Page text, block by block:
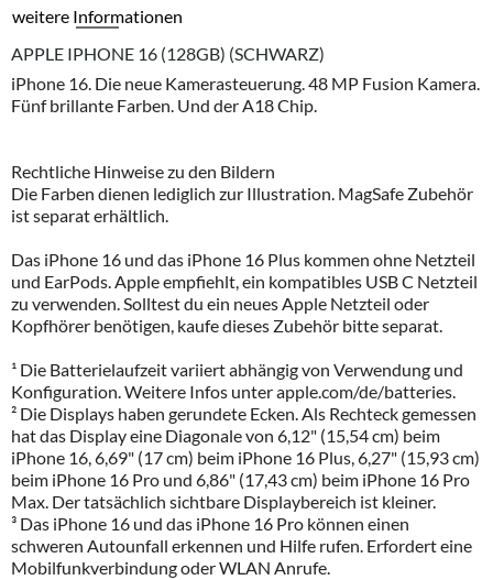
weitere Informationen
APPLE IPHONE 16 (128GB) (SCHWARZ)
iPhone 16. Die neue Kamerasteuerung. 48 MP Fusion Kamera.
Fünf brillante Farben. Und der A18 Chip.
Rechtliche Hinweise zu den Bildern
Die Farben dienen lediglich zur Illustration. MagSafe Zubehör
ist separat erhältlich.
Das iPhone 16 und das iPhone 16 Plus kommen ohne Netzteil
und EarPods. Apple empfiehlt, ein kompatibles USB C Netzteil
zu verwenden. Solltest du ein neues Apple Netzteil oder
Kopfhörer benötigen, kaufe dieses Zubehör bitte separat.
¹ Die Batterielaufzeit variiert abhängig von Verwendung und
Konfiguration. Weitere Infos unter apple.com/de/batteries.
² Die Displays haben gerundete Ecken. Als Rechteck gemessen
hat das Display eine Diagonale von 6,12" (15,54 cm) beim
iPhone 16, 6,69" (17 cm) beim iPhone 16 Plus, 6,27" (15,93 cm)
beim iPhone 16 Pro und 6,86" (17,43 cm) beim iPhone 16 Pro
Max. Der tatsächlich sichtbare Displaybereich ist kleiner.
³ Das iPhone 16 und das iPhone 16 Pro können einen
schweren Autounfall erkennen und Hilfe rufen. Erfordert eine
Mobilfunkverbindung oder WLAN Anrufe.